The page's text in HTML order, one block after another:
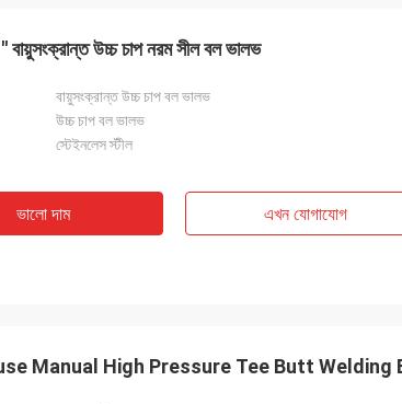
বায়ুসংক্রান্ত উচ্চ চাপ নরম সীল বল ভালভ
বায়ুসংক্রান্ত উচ্চ চাপ বল ভালভ
উচ্চ চাপ বল ভালভ
স্টেইনলেস স্টীল
ভালো দাম এখন যোগাযোগ
Manual High Pressure Tee Butt Welding